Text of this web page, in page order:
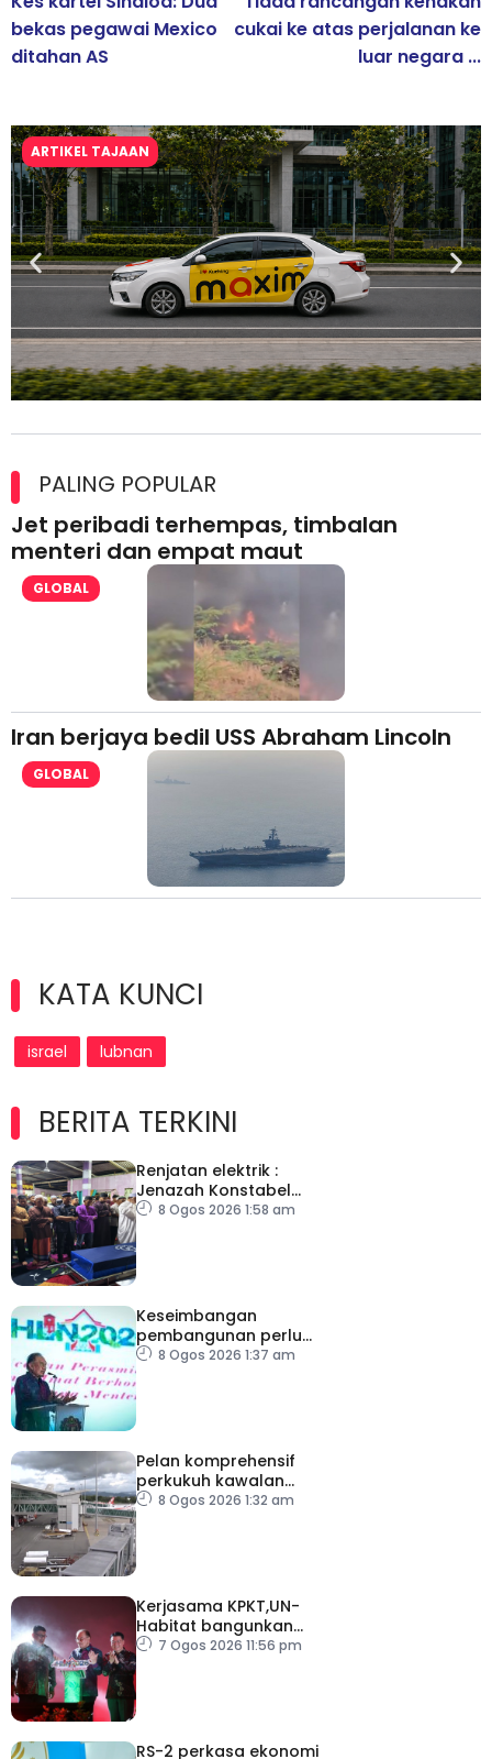
bekas pegawai Mexico
ditahan AS
cukai ke atas perjalanan ke
luar negara ...
ARTIKEL TAJAAN
lesen separuh pertama 2026
PALING POPULAR
Jet peribadi terhempas, timbalan
menteri dan empat maut
GLOBAL
Iran berjaya bedil USS Abraham Lincoln
GLOBAL
KATA KUNCI
israel lubnan
BERITA TERKINI
Renjatan elektrik :
Jenazah Konstabel
Muhammad Raimi
8 Ogos 2026 1:58 am
Keseimbangan
pembangunan perlu
ambil kira lokasi tumpuan
8 Ogos 2026 1:37 am
Pelan komprehensif
perkukuh kawalan
keselamatan di semua
8 Ogos 2026 1:32 am
Kerjasama KPKT,UN-
Habitat bangunkan
inisiatif My Public Space
7 Ogos 2026 11:56 pm
RS-2 perkasa ekonomi